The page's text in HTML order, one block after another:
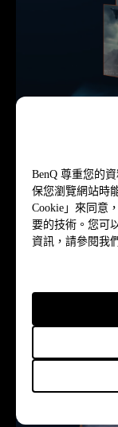
BenQ 尊重您的
保您瀏覽網站時
Cookie」來同意
要的技術。您可
資訊，請參閱我
1.2 倍大
三